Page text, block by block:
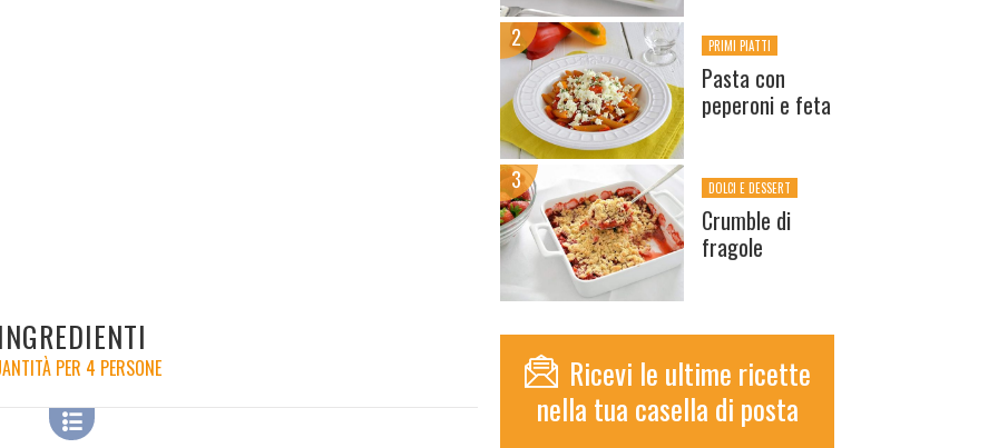
PRIMI PIATTI
Pasta con
peperoni e feta
DOLCI E DESSERT
Crumble di
fragole
Ricevi le ultime ricette
nella tua casella di posta
INGREDIENTI
PER 4 PERSONE